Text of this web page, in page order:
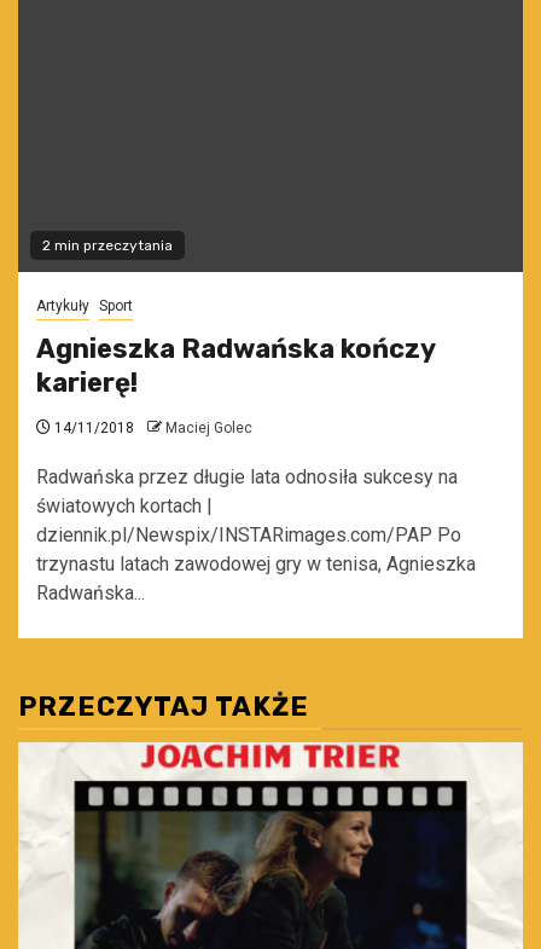
2 min przeczytania
Artykuły Sport
Agnieszka Radwańska kończy
karierę!
14/11/2018 Maciej Golec
Radwańska przez długie lata odnosiła sukcesy na
światowych kortach |
dziennik.pl/Newspix/INSTARimages.com/PAP Po
trzynastu latach zawodowej gry w tenisa, Agnieszka
Radwańska...
PRZECZYTAJ TAKŻE